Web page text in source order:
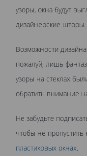
узоры, окна будут
дизайнерские шторы.
Возможности
пожалуй, лишь
узоры на стеклах
обратить внимание
Не забудьте
чтобы не
пластиковых окнах.